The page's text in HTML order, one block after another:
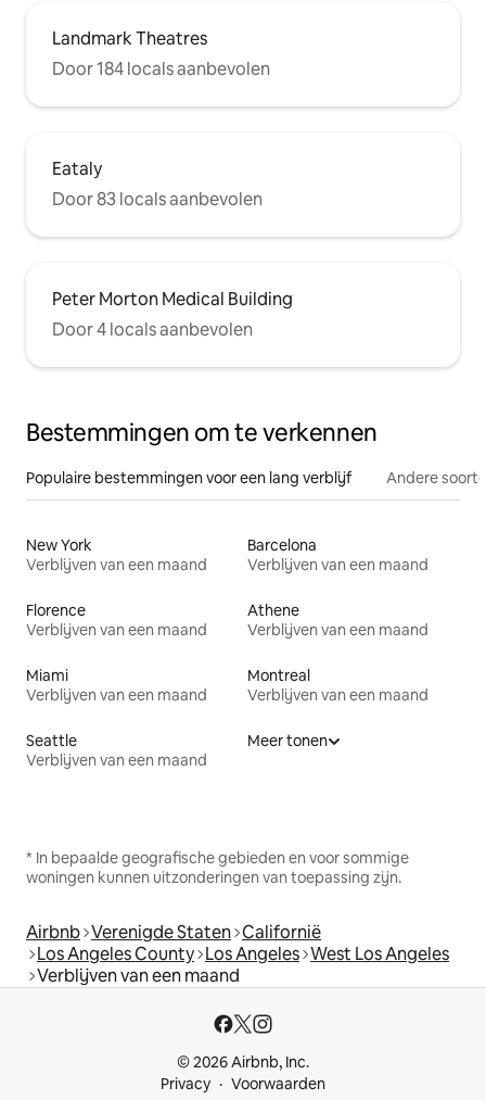
Landmark Theatres
Door 184 locals aanbevolen
Eataly
Door 83 locals aanbevolen
Peter Morton Medical Building
Door 4 locals aanbevolen
Bestemmingen om te verkennen
Populaire bestemmingen voor een lang verblijf Andere
New York
Verblijven van een maand
Barcelona
Verblijven van een maand
Florence
Verblijven van een maand
Athene
Verblijven van een maand
Miami
Verblijven van een maand
Montreal
Verblijven van een maand
Seattle
Verblijven van een maand
Meer tonen
* In bepaalde geografische gebieden en voor sommige
woningen kunnen uitzonderingen van toepassing zijn.
Airbnb Verenigde Staten Californië
Los Angeles County Los Angeles West Los Angeles
Verblijven van een maand
© 2026 Airbnb, Inc.
Privacy
Voorwaarden